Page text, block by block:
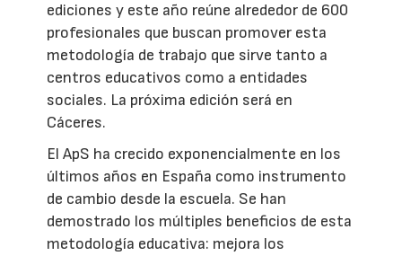
ediciones y este año reúne alrededor de 600
profesionales que buscan promover esta
metodología de trabajo que sirve tanto a
centros educativos como a entidades
sociales. La próxima edición será en
Cáceres.
El ApS ha crecido exponencialmente en los
últimos años en España como instrumento
de cambio desde la escuela. Se han
demostrado los múltiples beneficios de esta
metodología educativa: mejora los